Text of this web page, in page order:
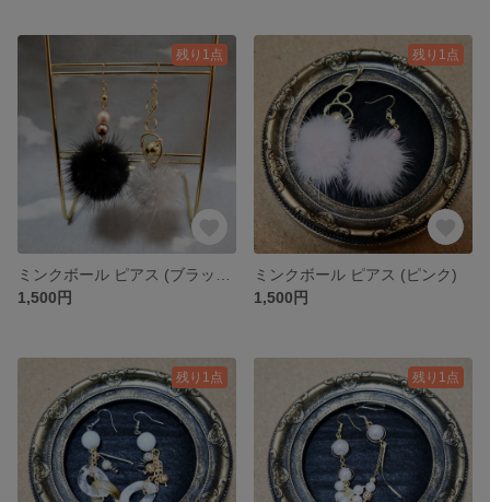
残り1点
1,500円
残り1点
ミンクボール ピアス (ピンク)
1,500円
残り1点 残り1点